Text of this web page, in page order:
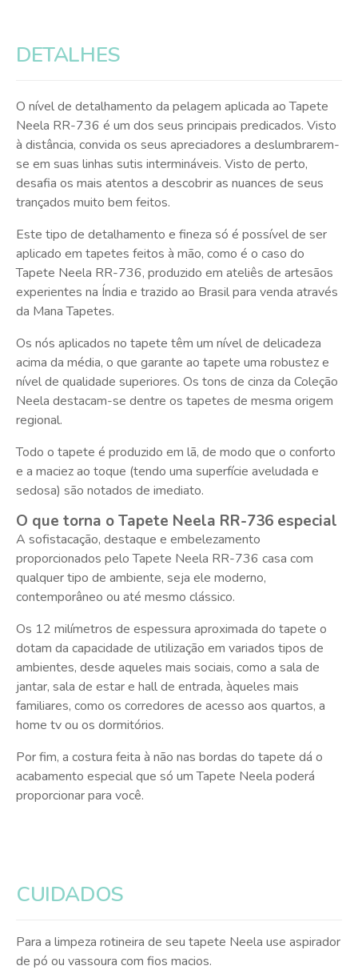
DETALHES
O nível de detalhamento da pelagem aplicada ao Tapete
Neela RR-736 é um dos seus principais predicados. Visto
à distância, convida os seus apreciadores a deslumbrarem-
se em suas linhas sutis intermináveis. Visto de perto,
desafia os mais atentos a descobrir as nuances de seus
trançados muito bem feitos.
Este tipo de detalhamento e fineza só é possível de ser
aplicado em tapetes feitos à mão, como é o caso do
Tapete Neela RR-736, produzido em ateliês de artesãos
experientes na Índia e trazido ao Brasil para venda através
da Mana Tapetes.
Os nós aplicados no tapete têm um nível de delicadeza
acima da média, o que garante ao tapete uma robustez e
nível de qualidade superiores. Os tons de cinza da Coleção
Neela destacam-se dentre os tapetes de mesma origem
regional.
Todo o tapete é produzido em lã, de modo que o conforto
e a maciez ao toque (tendo uma superfície aveludada e
sedosa) são notados de imediato.
O que torna o Tapete Neela RR-736 especial
A sofistacação, destaque e embelezamento
proporcionados pelo Tapete Neela RR-736 casa com
qualquer tipo de ambiente, seja ele moderno,
contemporâneo ou até mesmo clássico.
Os 12 milímetros de espessura aproximada do tapete o
dotam da capacidade de utilização em variados tipos de
ambientes, desde aqueles mais sociais, como a sala de
jantar, sala de estar e hall de entrada, àqueles mais
familiares, como os corredores de acesso aos quartos, a
home tv ou os dormitórios.
Por fim, a costura feita à não nas bordas do tapete dá o
acabamento especial que só um Tapete Neela poderá
proporcionar para você.
CUIDADOS
Para a limpeza rotineira de seu tapete Neela use aspirador
de pó ou vassoura com fios macios.